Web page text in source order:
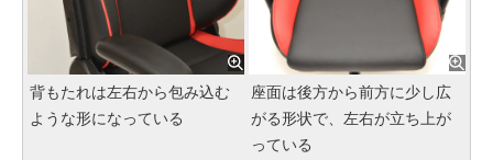
背もたれは左右から包み込む
ような形になっている
座面は後方から前方に少し広
がる形状で、左右が立ち上が
っている